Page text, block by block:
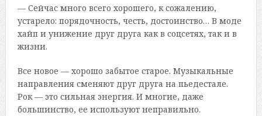
— Сейчас много всего хорошего, к сожалению,
устарело: порядочность, честь, достоинство… В моде
хайп и унижение друг друга как в соцсетях, так и в
жизни.
Все новое — хорошо забытое старое. Музыкальные
направления сменяют друг друга на пьедестале.
Рок — это сильная энергия. И многие, даже
большинство, ее используют неправильно.